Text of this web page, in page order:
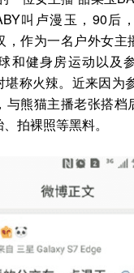
叫卢漫玉，90后
，作为一名户外女主
和健身房运动以及
堪称火辣。近来因为
与熊猫主播老张搭档
拍裸照等黑料。